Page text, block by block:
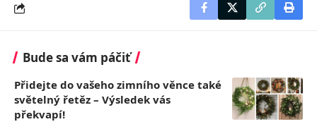
Bude sa vám páčiť
Přidejte do vašeho zimního věnce také
světelný řetěz – Výsledek vás
překvapí!